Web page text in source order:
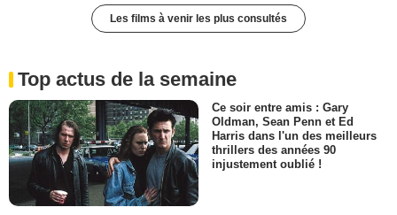
Les films à venir les plus consultés
Top actus de la semaine
Ce soir entre amis : Gary
Oldman, Sean Penn et Ed
Harris dans l'un des meilleurs
thrillers des années 90
injustement oublié !